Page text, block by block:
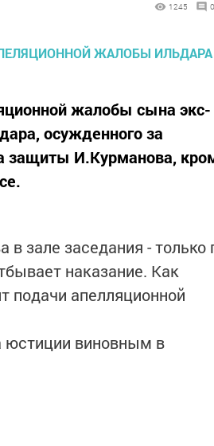
1245 0
жалобы сына экс-
осужденного за
защиты И.Курманова,
в зале заседания - только
наказание. Как
подачи апелляционной
юстиции виновным в